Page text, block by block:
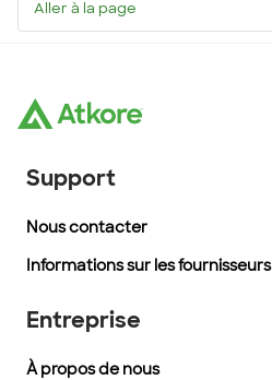
Aller à la page
Support
Nous contacter
Informations sur les fournisseurs
Entreprise
À propos de nous